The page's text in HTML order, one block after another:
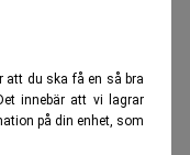
att du ska få en så bra
innebär att vi lagrar
på din enhet, som
för att sätta ännu
vilket
och tillväxt,
som Solid